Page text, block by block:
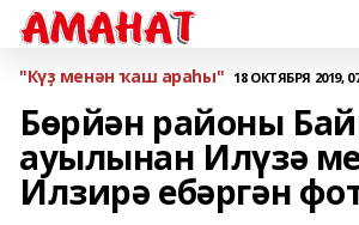
"Күҙ менән ҡаш араһы" 18 ОКТЯБРЯ 2019,
Бөрйән районы
ауылынан Илүзә
Илзирә ебәргән